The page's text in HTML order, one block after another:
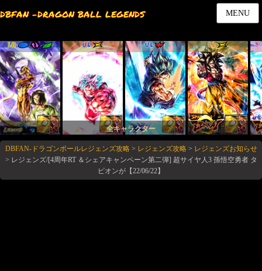
DBFAN -DRAGON BALL LEGENDS MENU
LR UL UL LL
全キャラクター
DBFAN-ドラゴンボールレジェンズ攻略> レジェンズ攻略> レジェンズお知らせ
> レジェンズ/[4周年RT ＆シェアキャンペーン第二弾] 超サイヤ人3 孫悟空勇者 タ
ピオンが【22/06/22】